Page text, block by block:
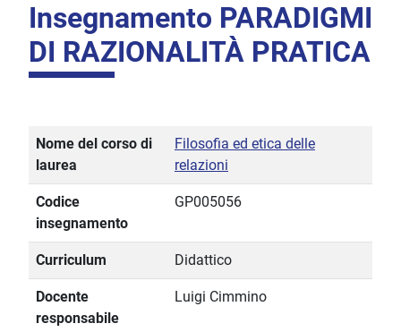
Insegnamento PARADIGMI
DI RAZIONALITÀ PRATICA
Nome del corso di
laurea
Filosofia ed etica delle
relazioni
Codice
insegnamento
GP005056
Curriculum Didattico
Docente
responsabile
Luigi Cimmino